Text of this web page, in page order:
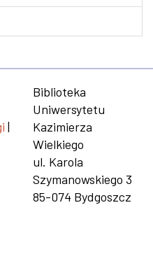
|
Biblioteka
Uniwersytetu
Kazimierza
Wielkiego
ul. Karola
Szymanowskiego 3
85-074 Bydgoszcz